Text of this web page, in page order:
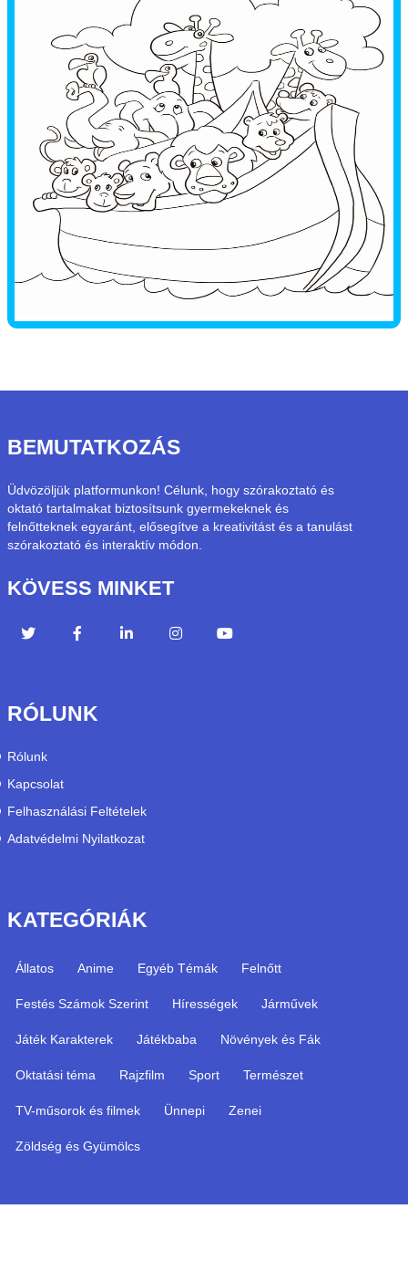
BEMUTATKOZÁS
Üdvözöljük platformunkon! Célunk, hogy szórakoztató és
oktató tartalmakat biztosítsunk gyermekeknek és
felnőtteknek egyaránt, elősegítve a kreativitást és a tanulást
szórakoztató és interaktív módon.
KÖVESS MINKET
RÓLUNK
Rólunk
Kapcsolat
Felhasználási Feltételek
Adatvédelmi Nyilatkozat
KATEGÓRIÁK
Állatos Anime Egyéb Témák Felnőtt
Festés Számok Szerint Hírességek Járművek
Játék Karakterek Játékbaba Növények és Fák
Oktatási téma Rajzfilm Sport Természet
TV-műsorok és filmek Ünnepi Zenei
Zöldség és Gyümölcs